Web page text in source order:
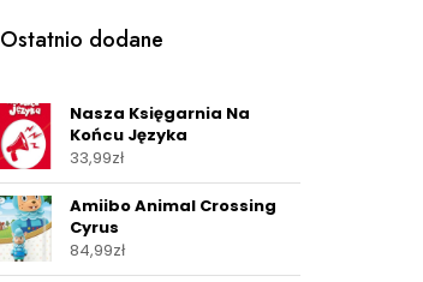
Ostatnio dodane
Nasza Księgarnia Na
Końcu Języka
33,99zł
Amiibo Animal Crossing
Cyrus
84,99zł